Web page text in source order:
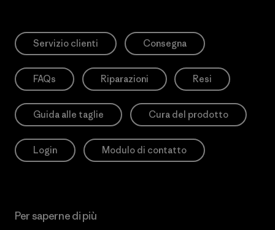
Servizio clienti Consegna
FAQs Riparazioni Resi
Guida alle taglie Cura del prodotto
Login Modulo di contatto
Per saperne di più